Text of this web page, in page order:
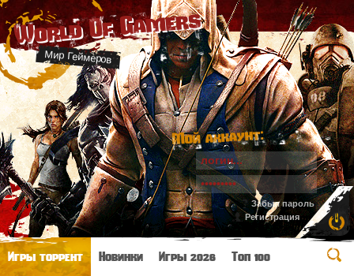
World Of Gamers
Мир Геймеров
Мой аккаунт:
Забыл пароль
Регистрация
Игры торрент Новинки Игры 2026 Топ 100